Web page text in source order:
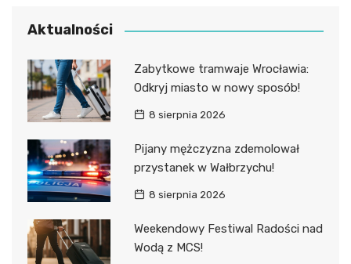
Aktualności
Zabytkowe tramwaje Wrocławia:
Odkryj miasto w nowy sposób!
8 sierpnia 2026
Pijany mężczyzna zdemolował
przystanek w Wałbrzychu!
8 sierpnia 2026
Weekendowy Festiwal Radości nad
Wodą z MCS!